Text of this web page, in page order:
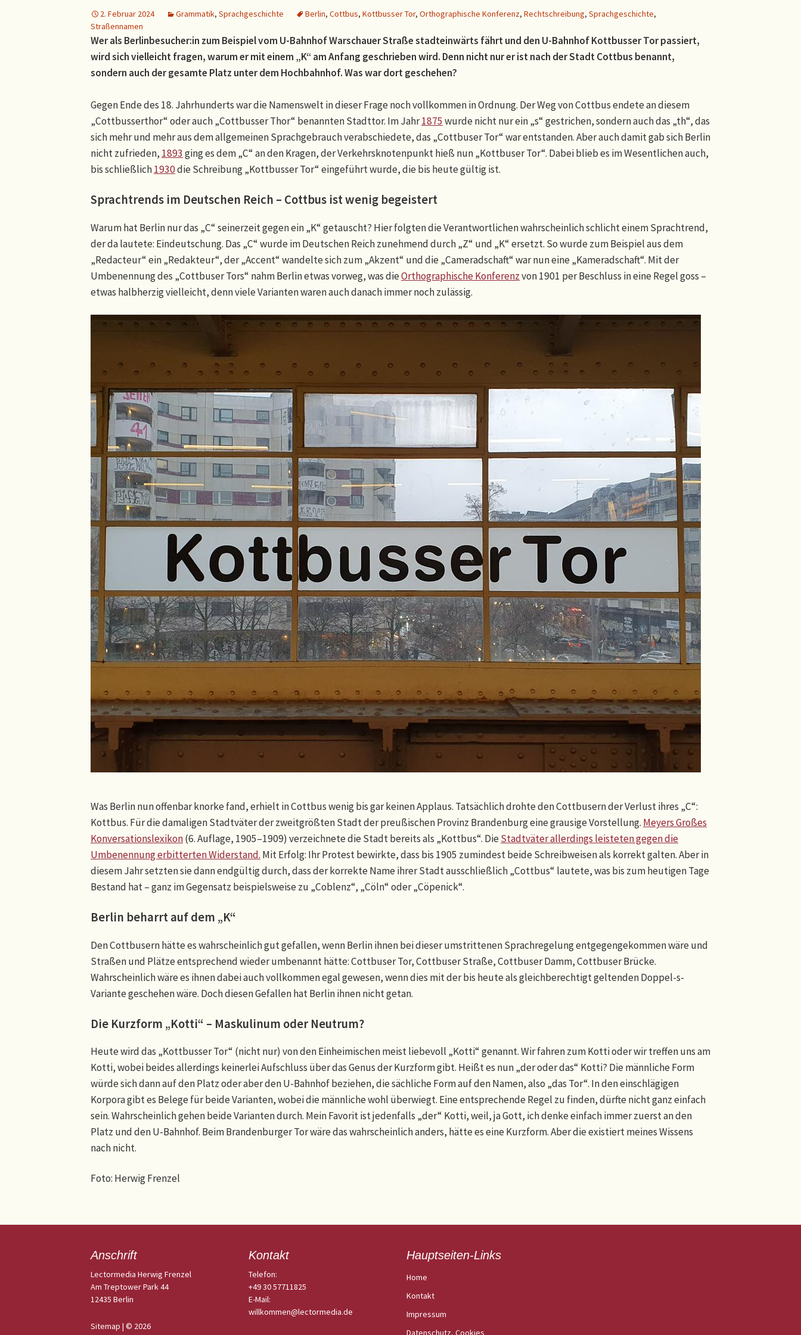
2. Februar 2024 Grammatik, Sprachgeschichte Berlin, Cottbus, Kottbusser Tor, Orthographische Konferenz, Rechtschreibung, Sprachgeschichte,
Straßennamen
Wer als Berlinbesucher:in zum Beispiel vom U-Bahnhof Warschauer Straße stadteinwärts fährt und den U-Bahnhof Kottbusser Tor passiert,
wird sich vielleicht fragen, warum er mit einem „K“ am Anfang geschrieben wird. Denn nicht nur er ist nach der Stadt Cottbus benannt,
sondern auch der gesamte Platz unter dem Hochbahnhof. Was war dort geschehen?
Gegen Ende des 18. Jahrhunderts war die Namenswelt in dieser Frage noch vollkommen in Ordnung. Der Weg von Cottbus endete an diesem
„Cottbusserthor“ oder auch „Cottbusser Thor“ benannten Stadttor. Im Jahr1875 wurde nicht nur ein „s“ gestrichen, sondern auch das „th“, das
sich mehr und mehr aus dem allgemeinen Sprachgebrauch verabschiedete, das „Cottbuser Tor“ war entstanden. Aber auch damit gab sich Berlin
nicht zufrieden, 1893 ging es dem „C“ an den Kragen, der Verkehrsknotenpunkt hieß nun „Kottbuser Tor“. Dabei blieb es im Wesentlichen auch,
bis schließlich1930die Schreibung „Kottbusser Tor“ eingeführt wurde, die bis heute gültig ist.
Sprachtrends im Deutschen Reich – Cottbus ist wenig begeistert
Warum hat Berlin nur das „C“ seinerzeit gegen ein „K“ getauscht? Hier folgten die Verantwortlichen wahrscheinlich schlicht einem Sprachtrend,
der da lautete: Eindeutschung. Das „C“ wurde im Deutschen Reich zunehmend durch „Z“ und „K“ ersetzt. So wurde zum Beispiel aus dem
„Redacteur“ ein „Redakteur“, der „Accent“ wandelte sich zum „Akzent“ und die „Cameradschaft“ war nun eine „Kameradschaft“. Mit der
Umbenennung des „Cottbuser Tors“ nahm Berlin etwas vorweg, was dieOrthographische Konferenzvon 1901 per Beschluss in eine Regel goss –
etwas halbherzig vielleicht, denn viele Varianten waren auch danach immer noch zulässig.
Was Berlin nun offenbar knorke fand, erhielt in Cottbus wenig bis gar keinen Applaus. Tatsächlich drohte den Cottbusern der Verlust ihres „C“:
Kottbus. Für die damaligen Stadtväter der zweitgrößten Stadt der preußischen Provinz Brandenburg eine grausige Vorstellung. Meyers Großes
Konversationslexikon(6. Auflage, 1905–1909) verzeichnete die Stadt bereits als „Kottbus“. DieStadtväter allerdings leisteten gegen die
Umbenennung erbitterten Widerstand. Mit Erfolg: Ihr Protest bewirkte, dass bis 1905 zumindest beide Schreibweisen als korrekt galten. Aber in
diesem Jahr setzten sie dann endgültig durch, dass der korrekte Name ihrer Stadt ausschließlich „Cottbus“ lautete, was bis zum heutigen Tage
Bestand hat – ganz im Gegensatz beispielsweise zu „Coblenz“, „Cöln“ oder „Cöpenick“.
Berlin beharrt auf dem „K“
Den Cottbusern hätte es wahrscheinlich gut gefallen, wenn Berlin ihnen bei dieser umstrittenen Sprachregelung entgegengekommen wäre und
Straßen und Plätze entsprechend wieder umbenannt hätte: Cottbuser Tor, Cottbuser Straße, Cottbuser Damm, Cottbuser Brücke.
Wahrscheinlich wäre es ihnen dabei auch vollkommen egal gewesen, wenn dies mit der bis heute als gleichberechtigt geltenden Doppel-s-
Variante geschehen wäre. Doch diesen Gefallen hat Berlin ihnen nicht getan.
Die Kurzform „Kotti“ – Maskulinum oder Neutrum?
Heute wird das „Kottbusser Tor“ (nicht nur) von den Einheimischen meist liebevoll „Kotti“ genannt. Wir fahren zum Kotti oder wir treffen uns am
Kotti, wobei beides allerdings keinerlei Aufschluss über das Genus der Kurzform gibt. Heißt es nun „der oder das“ Kotti? Die männliche Form
würde sich dann auf den Platz oder aber den U-Bahnhof beziehen, die sächliche Form auf den Namen, also „das Tor“. In den einschlägigen
Korpora gibt es Belege für beide Varianten, wobei die männliche wohl überwiegt. Eine entsprechende Regel zu finden, dürfte nicht ganz einfach
sein. Wahrscheinlich gehen beide Varianten durch. Mein Favorit ist jedenfalls „der“ Kotti, weil, ja Gott, ich denke einfach immer zuerst an den
Platz und den U-Bahnhof. Beim Brandenburger Tor wäre das wahrscheinlich anders, hätte es eine Kurzform. Aber die existiert meines Wissens
nach nicht.
Foto: Herwig Frenzel
Anschrift
Lectormedia Herwig Frenzel
Am Treptower Park 44
12435 Berlin
Sitemap | © 2026
Kontakt
Telefon:
+49 30 57711825
E-Mail:
willkommen@lectormedia.de
Hauptseiten-Links
Home
Kontakt
Impressum
Datenschutz, Cookies